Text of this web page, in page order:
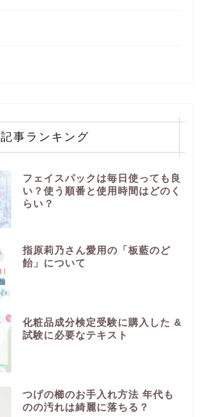
記事ランキング
フェイスパックは毎日使っても良
い？使う順番と使用時間はどのく
らい？
指原莉乃さん愛用の「板藍のど
飴」について
化粧品成分検定受験に購入した &
試験に必要なテキスト
つげの櫛のお手入れ方法 年代も
のの汚れは綺麗に落ちる？